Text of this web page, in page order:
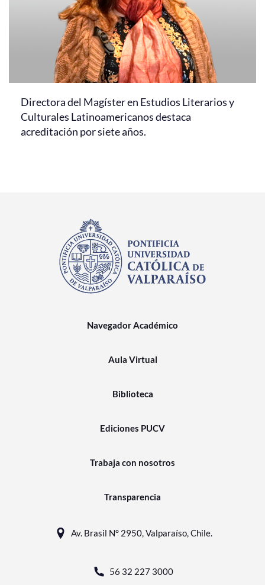
Directora del Magíster en Estudios Literarios y
Culturales Latinoamericanos destaca
acreditación por siete años.
Navegador Académico
Aula Virtual
Biblioteca
Ediciones PUCV
Trabaja con nosotros
Transparencia
Av. Brasil N° 2950, Valparaíso, Chile.
56 32 227 3000